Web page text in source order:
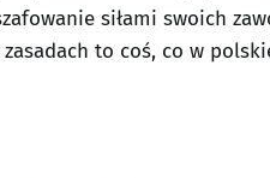
siłami swoich
to coś, co w